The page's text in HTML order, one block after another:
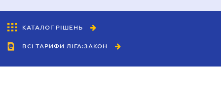
КАТАЛОГ РІШЕНЬ
ВСІ ТАРИФИ ЛІГА:ЗАКОН